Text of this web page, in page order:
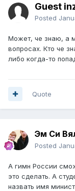
Guest
Posted
Может, че знаю, а
вопросах. Кто че
либо когда-то
Quote
Эм Си
Posted
А гимн России
это сделать. А
назвать имя